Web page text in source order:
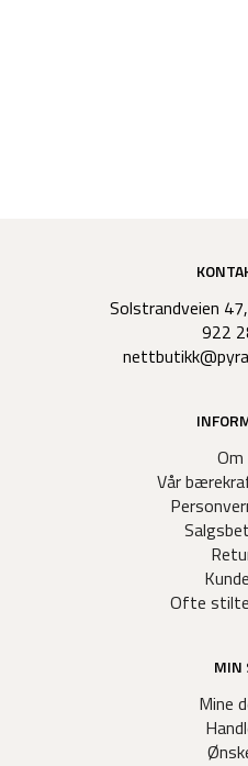
Solstrandveien
922
Vår
Ofte
MIN
Mine